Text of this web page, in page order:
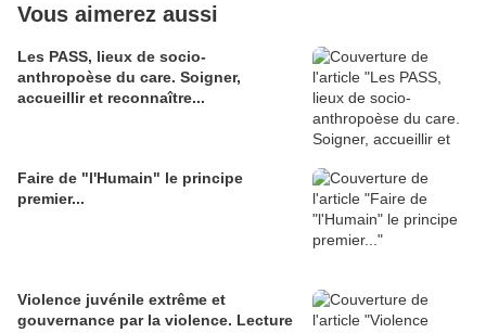
Vous aimerez aussi
Les PASS, lieux de socio-
anthropoèse du care. Soigner,
accueillir et reconnaître...
Faire de "l'Humain" le principe
premier...
Violence juvénile extrême et
gouvernance par la violence. Lecture